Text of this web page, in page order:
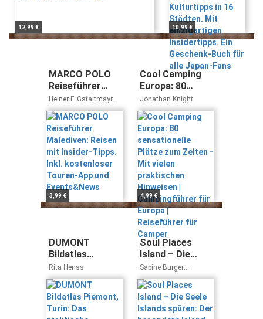
12,99 €
Geschenk-Buch
für alle Japan-
Fans
10,99 €
MARCO POLO
Reiseführer
Malediven:
Reisen mit
Insider-Tipps.
Inkl. kostenloser
Touren-App und
Events&News
Heiner F. Gstaltmayr
Silke Timmer
3,99 €
Cool Camping
Europa: 80
sensationelle
Plätze zum
Zelten - Mit
vielen
praktischen
Hinweisen |
Campingführer
für Europa |
Reiseführer für
Camper
Jonathan Knight
4,99 €
DUMONT
Bildatlas
Piemont, Turin:
Das praktische
Reisemagazin
zur
Einstimmung.
Rita Henss
Soul Places
Island – Die
Seele Islands
spüren: Der
besondere
Island
Reiseführer
Sabine Burger
Alexander Schwarz